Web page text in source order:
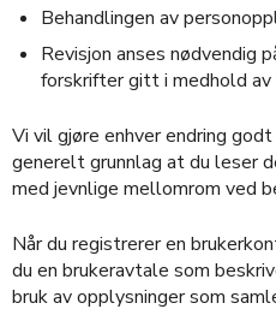
Behandlingen av
Revisjon anses nødvendig
forskrifter gitt i medhold av
Vi vil gjøre enhver endring
generelt grunnlag at du leser
med jevnlige mellomrom ved
Når du registrerer en
du en brukeravtale som
bruk av opplysninger som